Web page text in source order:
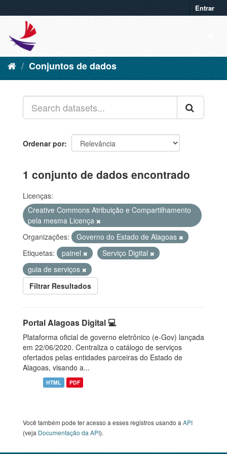
Entrar
Conjuntos de dados
Ordenar por
1 conjunto de dados encontrado
Licenças:
Creative Commons Atribuição e Compartilhamento
pela mesma Licença
Organizações:
Governo do Estado de Alagoas
Etiquetas:
painel
Serviço Digital
guia de serviços
Filtrar Resultados
Portal Alagoas Digital 💻
Plataforma oficial de governo eletrônico (e-Gov) lançada
em 22/06/2020. Centraliza o catálogo de serviços
ofertados pelas entidades parceiras do Estado de
Alagoas, visando a...
HTML PDF
Você também pode ter acesso a esses registros usando a API
(veja Documentação da API).